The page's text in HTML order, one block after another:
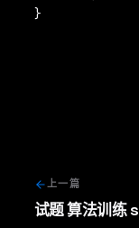
}
上一篇
试题 算法训练